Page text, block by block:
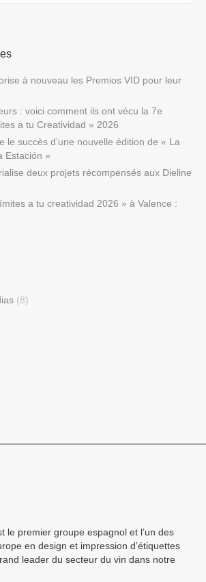
à nouveau les Premios VID pour leur
: voici comment ils ont vécu la 7e
a tu Creatividad » 2026
le succès d’une nouvelle édition de « La
Estación »
deux projets récompensés aux Dieline
a tu creatividad 2026 » à Valence :
(8)
le premier groupe espagnol et l’un des
en design et impression d’étiquettes
leader du secteur du vin dans notre